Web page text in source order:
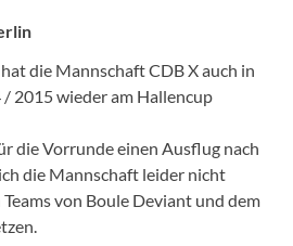
die Mannschaft CDB X auch in
2015 wieder am Hallencup
die Vorrunde einen Ausflug nach
die Mannschaft leider nicht
von Boule Deviant und dem